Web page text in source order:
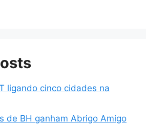
ligando cinco cidades na
de BH ganham Abrigo Amigo